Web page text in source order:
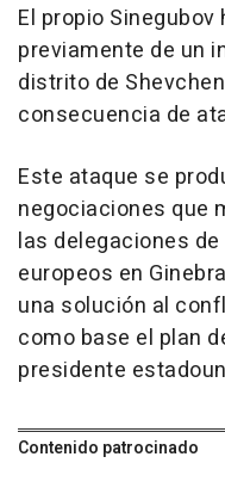
El propio
previamente de un
distrito de
consecuencia de
Este ataque se
negociaciones que
las delegaciones
europeos en
una solución al
como base el plan
presidente
Contenido patrocinado